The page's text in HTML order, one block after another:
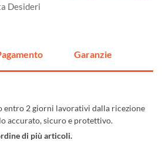
Desideri
Garanzie
entro 2 giorni lavorativi dalla ricezione
accurato, sicuro e protettivo.
di più articoli.